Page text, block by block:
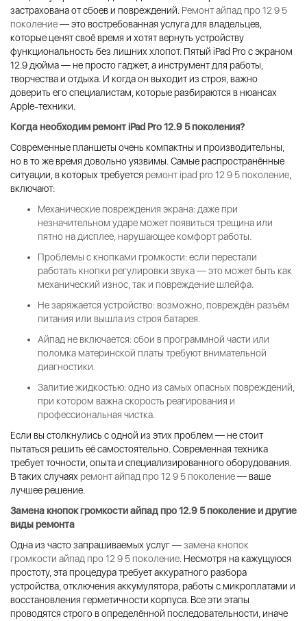
застрахована от сбоев и повреждений. Ремонт айпад про 12 9 5
поколение— это востребованная услуга для владельцев,
которые ценят своё время и хотят вернуть устройству
функциональность без лишних хлопот. Пятый iPad Pro с экраном
12.9 дюйма — не просто гаджет, а инструмент для работы,
творчества и отдыха. И когда он выходит из строя, важно
доверить его специалистам, которые разбираются в нюансах
Apple-техники.
Когда необходимремонт iPad Pro 12.9 5 поколения?
Современные планшеты очень компактны и производительны,
но в то же время довольно уязвимы. Самые распространённые
ситуации, в которых требуется ремонт ipad pro 12 9 5 поколение
включают:
Механические повреждения экрана: даже при
незначительном ударе может появиться трещина или
пятно на дисплее, нарушающее комфорт работы.
Проблемы с кнопками громкости: если перестали
работать кнопки регулировки звука — это может быть как
механический износ, так и повреждение шлейфа.
Не заряжается устройство: возможно, повреждён разъём
питания или вышла из строя батарея.
Айпад не включается: сбои в программной части или
поломка материнской платы требуют внимательной
диагностики.
Залитие жидкостью: одно из самых опасных повреждений,
при котором важна скорость реагирования и
профессиональная чистка.
Если вы столкнулись с одной из этих проблем — не стоит
пытаться решить её самостоятельно. Современная техника
требует точности, опыта и специализированного оборудования.
В таких случаях ремонт айпад про 12 9 5 поколение— ваше
лучшее решение.
Замена кнопок громкости айпад про 12.9 5 поколениеи другие
виды ремонта
Одна из часто запрашиваемых услуг —замена кнопок
громкости айпад про 12 9 5 поколение. Несмотря на кажущуюся
простоту, эта процедура требует аккуратного разбора
устройства, отключения аккумулятора, работы с микроплатами и
восстановления герметичности корпуса. Все эти этапы
проводятся строго в определённой последовательности, иначе